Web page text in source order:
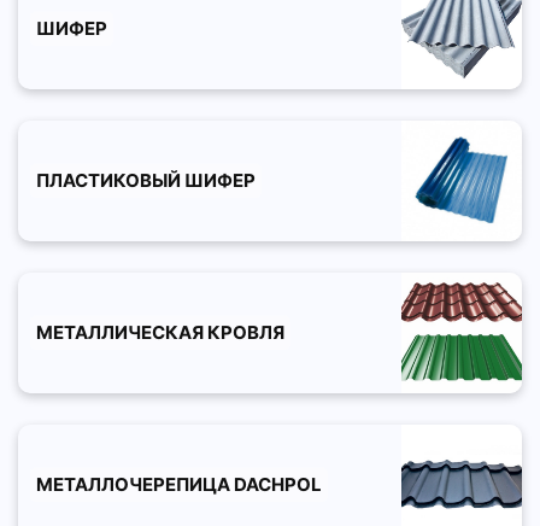
ШИФЕР
ПЛАСТИКОВЫЙ ШИФЕР
МЕТАЛЛИЧЕСКАЯ КРОВЛЯ
МЕТАЛЛОЧЕРЕПИЦА DACHPOL